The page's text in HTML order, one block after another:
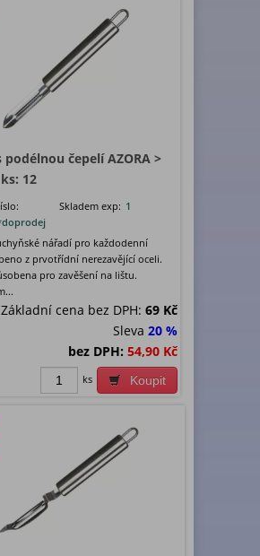
podélnou čepelí AZORA >
12
Skladem exp: 1
nářadí pro každodenní
z prvotřídní nerezavějící oceli.
pro zavěšení na lištu.
Základní cena bez DPH: 69 Kč
Sleva 20 %
bez DPH: 54,90 Kč
Koupit
ks